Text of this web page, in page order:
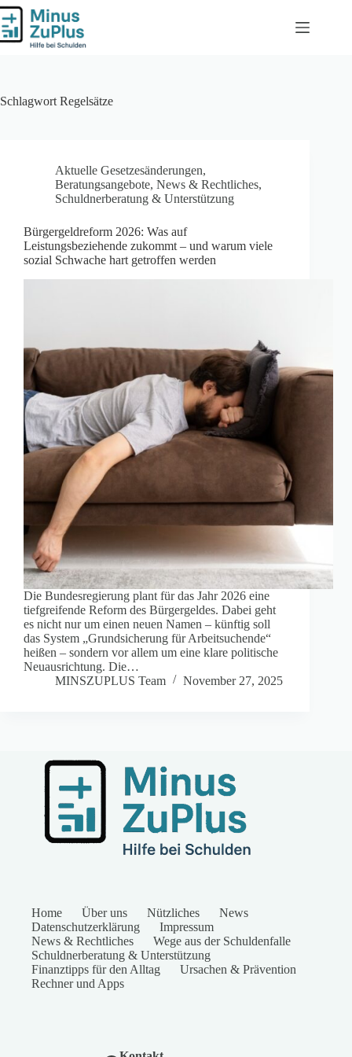
Zum
Inhalt
springen
Schlagwort Regelsätze
Aktuelle Gesetzesänderungen,
Beratungsangebote, News & Rechtliches,
Schuldnerberatung & Unterstützung
Bürgergeldreform 2026: Was auf
Leistungsbeziehende zukommt – und warum viele
sozial Schwache hart getroffen werden
Die Bundesregierung plant für das Jahr 2026 eine
tiefgreifende Reform des Bürgergeldes. Dabei geht
es nicht nur um einen neuen Namen – künftig soll
das System „Grundsicherung für Arbeitsuchende“
heißen – sondern vor allem um eine klare politische
Neuausrichtung. Die…
MINSZUPLUS Team
November 27, 2025
Home Über uns Nützliches
News
Datenschutzerklärung
Impressum
News & Rechtliches
Wege aus der Schuldenfalle
Schuldnerberatung & Unterstützung
Finanztipps für den Alltag
Ursachen & Prävention
Rechner und Apps